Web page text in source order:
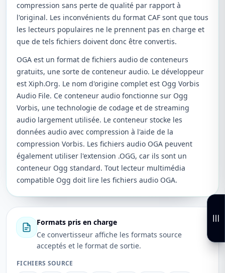
compression sans perte de qualité par rapport à
l'original. Les inconvénients du format CAF sont que tous
les lecteurs populaires ne le prennent pas en charge et
que de tels fichiers doivent donc être convertis.
OGA est un format de fichiers audio de conteneurs
gratuits, une sorte de conteneur audio. Le développeur
est Xiph.Org. Le nom d'origine complet est Ogg Vorbis
Audio File. Ce conteneur audio fonctionne sur Ogg
Vorbis, une technologie de codage et de streaming
audio largement utilisée. Le conteneur stocke les
données audio avec compression à l'aide de la
compression Vorbis. Les fichiers audio OGA peuvent
également utiliser l'extension .OGG, car ils sont un
conteneur Ogg standard. Tout lecteur multimédia
compatible Ogg doit lire les fichiers audio OGA.
Formats pris en charge
Ce convertisseur affiche les formats source
acceptés et le format de sortie.
FICHIERS SOURCE